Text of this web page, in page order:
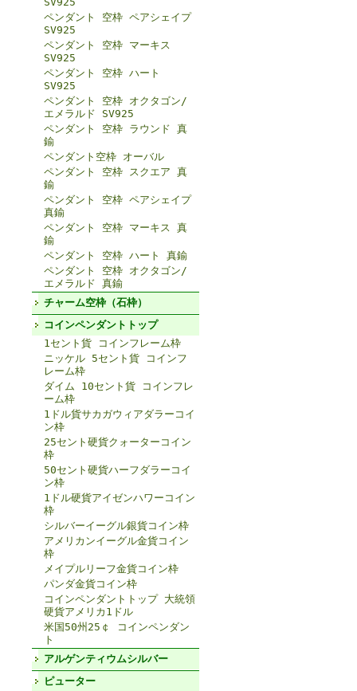
ペンダント 空枠 ペアシェイプ
SV925
ペンダント 空枠 マーキス
SV925
ペンダント 空枠 ハート
SV925
ペンダント 空枠 オクタゴン/
エメラルド SV925
ペンダント 空枠 ラウンド 真
鍮
ペンダント空枠 オーバル
ペンダント 空枠 スクエア 真
鍮
ペンダント 空枠 ペアシェイプ
真鍮
ペンダント 空枠 マーキス 真
鍮
ペンダント 空枠 ハート 真鍮
ペンダント 空枠 オクタゴン/
エメラルド 真鍮
チャーム空枠（石枠）
コインペンダントトップ
1セント貨 コインフレーム枠
ニッケル 5セント貨 コインフ
レーム枠
ダイム 10セント貨 コインフレ
ーム枠
1ドル貨サカガウィアダラーコイ
ン枠
25セント硬貨クォーターコイン
枠
50セント硬貨ハーフダラーコイ
ン枠
1ドル硬貨アイゼンハワーコイン
枠
シルバーイーグル銀貨コイン枠
アメリカンイーグル金貨コイン
枠
メイプルリーフ金貨コイン枠
パンダ金貨コイン枠
コインペンダントトップ 大統領
硬貨アメリカ1ドル
米国50州25￠ コインペンダン
ト
アルゲンティウムシルバー
ピューター